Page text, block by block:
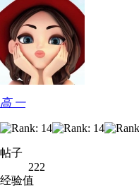
高 一
帖子
222
经验值